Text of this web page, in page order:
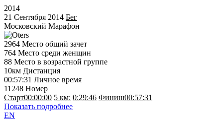
2014
21 Сентября 2014 Бег
Московский Марафон
2964 Место общий зачет
764 Место среди женщин
88 Место в возрастной группе
10км Дистанция
00:57:31 Личное время
11248 Номер
Старт00:00:00 5 км: 0:29:46 Финиш00:57:31
Показать подробнее
EN